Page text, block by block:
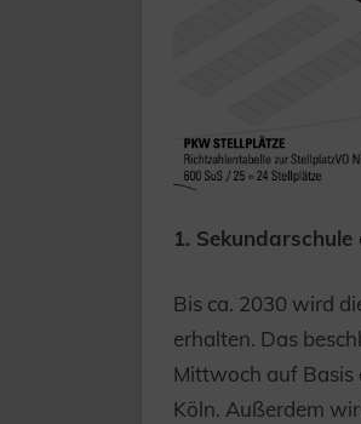
1.
Bis ca. 2030 wird
erhalten. Das
Mittwoch auf Basis
Köln. Außerdem